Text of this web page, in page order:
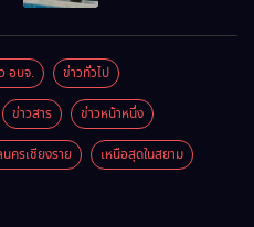
พร้อมน้อม
สำนึกในพระ
มหากรุณาธิคุณ
แห่งใหม่
อบจ. ข่าวทั่วไป
ข่าวสาร ข่าวหน้าหนึ่ง
ครเชียงราย เหนือสุดในสยาม